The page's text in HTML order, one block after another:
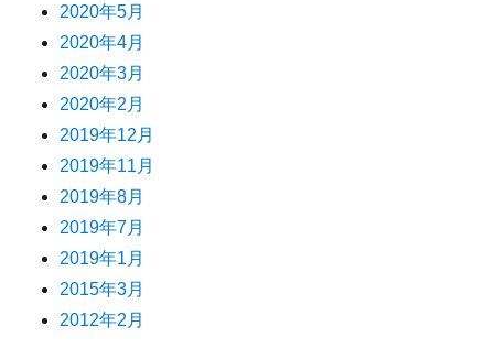
2020年5月
2020年4月
2020年3月
2020年2月
2019年12月
2019年11月
2019年8月
2019年7月
2019年1月
2015年3月
2012年2月